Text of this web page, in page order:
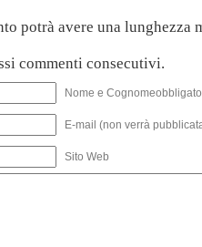
potrà avere una lunghezza
commenti consecutivi.
Nome e
E-mail (non verrà
Sito Web